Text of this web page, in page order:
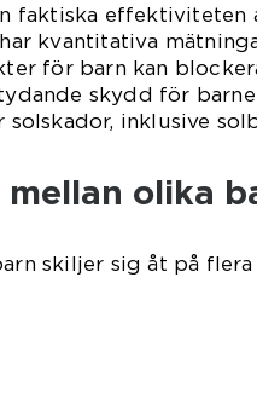
faktiska effektiviteten
kvantitativa
för barn kan
skydd för
solskador, inklusive
mellan olika
skiljer sig åt på